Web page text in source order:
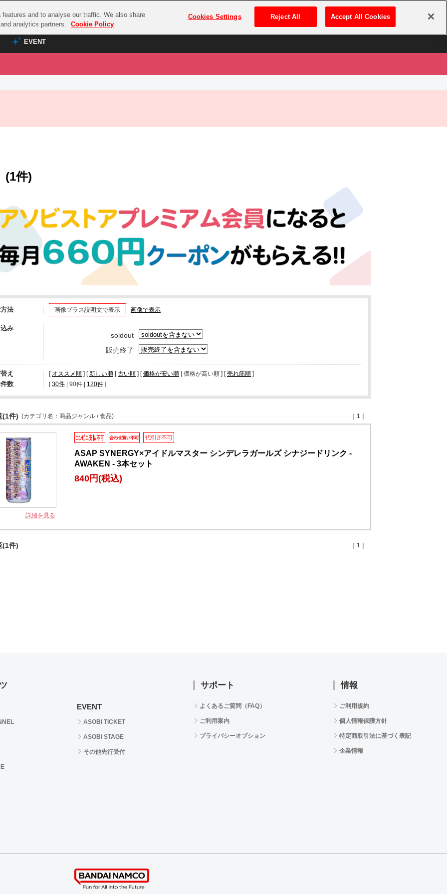
プレミアム会員とは ログイン・新規登録
EVENT
EVENT
ASOBI STAGE
マジック
ボール
ラブライブ！サンシャイン‼
(1件)
法 画像プラス説明文で表示 画像で表示
み
soldout
販売終了
え [ オススメ順 ] [新しい順 | 古い順 ] [価格が安い順 | 価格が高い順 ] [売れ筋順 ]
数 [ 30件 | 90件 | 120件 ]
(1件) ｜1｜
(カテゴリ名：商品ジャンル / 食品)
詳細を見る
ASAP SYNERGY×アイドルマスター シンデレラガールズ シナジードリンク -
AWAKEN - 3本セット
840円(税込)
(1件) ｜1｜
EVENT
ASOBI TICKET
ASOBI STAGE
その他先行受付
サポート
よくあるご質問（FAQ）
ご利用案内
プライバシーオプション
情報
ご利用規約
個人情報保護方針
特定商取引法に基づく表記
企業情報
and to analyse our traffic. We also share
analytics partners.
Cookie Policy
Cookies Settings Reject All Accept All Cookies